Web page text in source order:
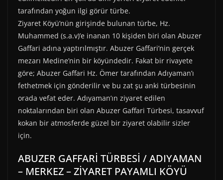
tarafından yoğun ilgi görür türbe.
Ziyaret Köyü’nün girişinde bulunan türbe, Hz.
Muhammed (s.a.v)’e inanan 10 kişiden biri olan Abuzer
Gaffari adına yaptırılmıştır. Abuzer Gaffari’nin gerçek
mezarı Medine’nin bir köyündedir. Fakat bir rivayete
göre; Abuzer Gaffari Hz. Ömer tarafından Adıyaman’ı
fethetmek için gönderilir ve bu zat şu anki türbesinin
orada vefat eder. Adıyaman’ın ziyaret edilen
noktalarından biri olan Abuzer Gaffari Türbesi, tasavvuf
kokan bir atmosferde güzel bir ziyaret olabilir sizler
için.
ABUZER GAFFARİ TÜRBESİ / ADIYAMAN
– MERKEZ – ZİYARET PAYAMLI KÖYÜ